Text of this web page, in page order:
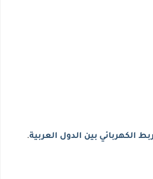
الكهربائي بين الدول العربية.